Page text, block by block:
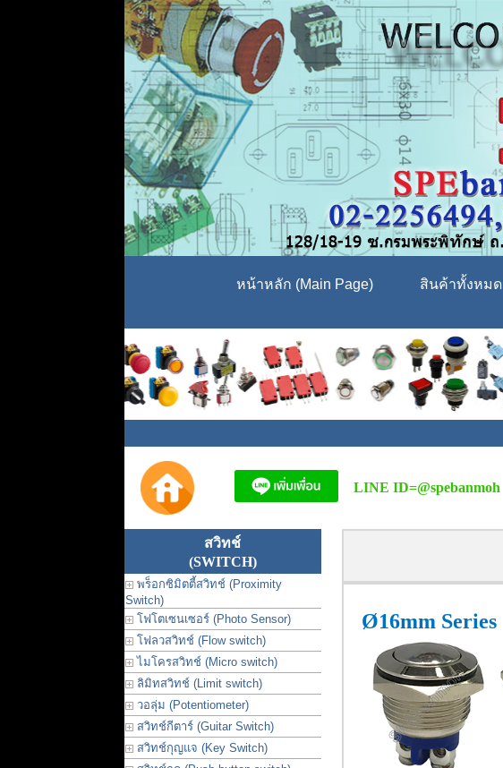
หน้าหลัก (Main Page) สินค้าทั้งหมด
LINE ID=@spebanmoh
สวิทช์
(SWITCH)
พร็อกซิมิตตี้สวิทช์ (Proximity
Switch)
โฟโตเซนเซอร์ (Photo Sensor)
โฟลวสวิทช์ (Flow switch)
ไมโครสวิทช์ (Micro switch)
ลิมิทสวิทช์ (Limit switch)
วอลุ่ม (Potentiometer)
สวิทช์กีตาร์ (Guitar Switch)
สวิทช์กุญแจ (Key Switch)
Ø16mm Series